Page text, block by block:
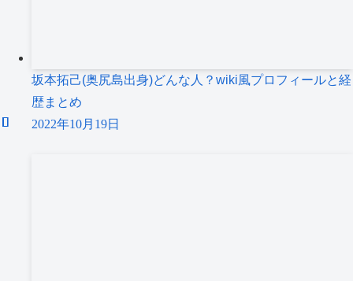
坂本拓己(奥尻島出身)どんな人？wiki風プロフィールと経
歴まとめ
2022年10月19日